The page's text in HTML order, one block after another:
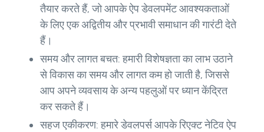
तैयार करते हैं, जो आपके ऐप डेवलपमेंट आवश्यकताओं
के लिए एक अद्वितीय और प्रभावी समाधान की गारंटी देते
हैं।
समय और लागत बचत: हमारी विशेषज्ञता का लाभ उठाने
से विकास का समय और लागत कम हो जाती है, जिससे
आप अपने व्यवसाय के अन्य पहलुओं पर ध्यान केंद्रित
कर सकते हैं।
सहज एकीकरण: हमारे डेवलपर्स आपके रिएक्ट नेटिव ऐप